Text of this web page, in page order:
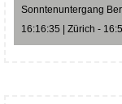
Sonntenuntergang
16:16:35 | Zürich -